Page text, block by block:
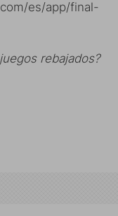
es/app/final-
rebajados?